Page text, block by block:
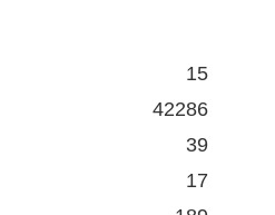
15
42286
39
17